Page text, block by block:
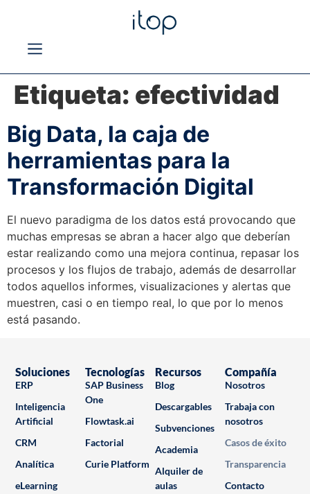
Etiqueta: efectividad
Big Data, la caja de
herramientas para la
Transformación Digital
El nuevo paradigma de los datos está provocando que
muchas empresas se abran a hacer algo que deberían
estar realizando como una mejora continua, repasar los
procesos y los flujos de trabajo, además de desarrollar
todos aquellos informes, visualizaciones y alertas que
muestren, casi o en tiempo real, lo que por lo menos
está pasando.
Soluciones
ERP
Inteligencia
Artificial
CRM
Analítica
eLearning
Tecnologías
SAP Business
One
Flowtask.ai
Factorial
Curie Platform
Recursos
Blog
Descargables
Subvenciones
Academia
Alquiler de
aulas
Compañía
Nosotros
Trabaja con
nosotros
Casos de éxito
Transparencia
Contacto